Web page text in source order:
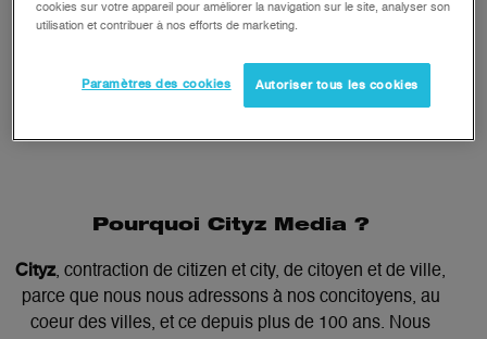
Pourquoi Cityz Media ?
Cityz, contraction de citizen et city, de citoyen et de ville,
parce que nous nous adressons à nos concitoyens, au
coeur des villes, et ce depuis plus de 100 ans. Nous
cookies sur votre appareil pour améliorer la navigation sur le site, analyser son
utilisation et contribuer à nos efforts de marketing.
Paramètres des cookies Autoriser tous les cookies